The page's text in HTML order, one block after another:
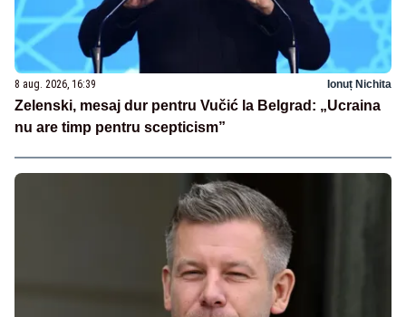
8 aug. 2026, 16:39 Ionuț Nichita
Zelenski, mesaj dur pentru Vučić la Belgrad: „Ucraina
nu are timp pentru scepticism”